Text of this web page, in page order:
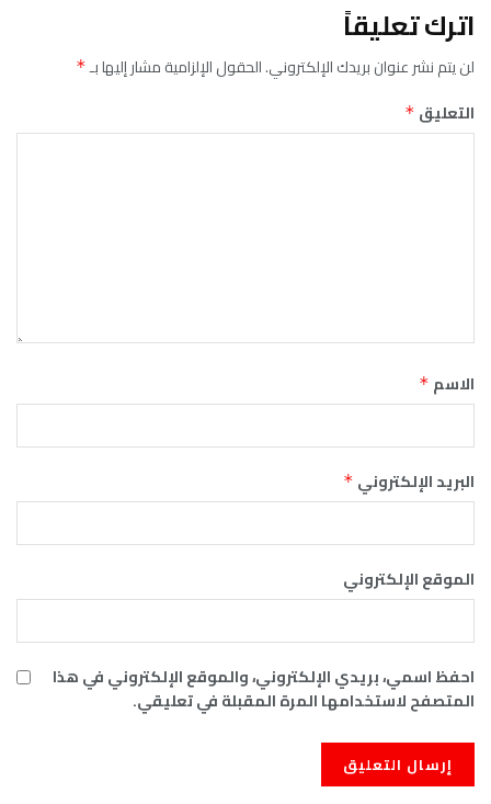
اترك تعليقاً
لن يتم نشر عنوان بريدك الإلكتروني.الحقول الإلزامية مشار إليها بـ*
التعليق *
الاسم *
البريد الإلكتروني *
الموقع الإلكتروني
احفظ اسمي، بريدي الإلكتروني، والموقع الإلكتروني في هذا
المتصفح لاستخدامها المرة المقبلة في تعليقي.